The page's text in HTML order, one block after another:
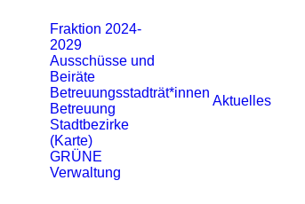
Fraktion 2024-
2029
Ausschüsse und
Beiräte
Betreuungsstadträt*innen
Betreuung
Stadtbezirke
(Karte)
GRÜNE
Verwaltung
Aktuelles